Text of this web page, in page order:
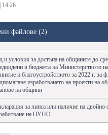
14:26
файлове (2)
и условия за достъпа на общините до
в бюджета на Министерството
и благоустройството за 2022 г. за
изработването на проекти на
на общини
за липса или наличие на двойно
на ОУПО